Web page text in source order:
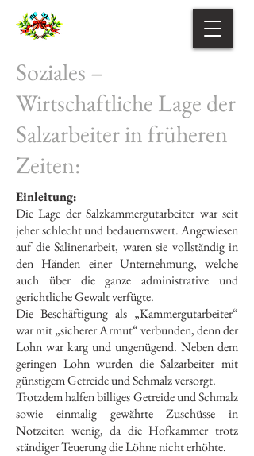
Soziales –
Wirtschaftliche Lage der
Salzarbeiter in früheren
Zeiten:
Einleitung:
Die Lage der Salzkammergutarbeiter war seit
jeher schlecht und bedauernswert. Angewiesen
auf die Salinenarbeit, waren sie vollständig in
den Händen einer Unternehmung, welche
auch über die ganze administrative und
gerichtliche Gewalt verfügte.
Die Beschäftigung als „Kammergutarbeiter“
war mit „sicherer Armut“ verbunden, denn der
Lohn war karg und ungenügend. Neben dem
geringen Lohn wurden die Salzarbeiter mit
günstigem Getreide und Schmalz versorgt.
Trotzdem halfen billiges Getreide und Schmalz
sowie einmalig gewährte Zuschüsse in
Notzeiten wenig, da die Hofkammer trotz
ständiger Teuerung die Löhne nicht erhöhte.